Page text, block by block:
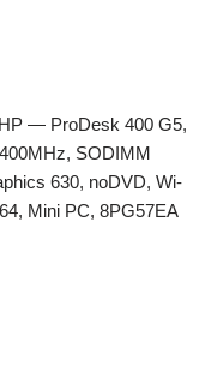
— ProDesk 400 G5,
SODIMM
630, noDVD, Wi-
Mini PC, 8PG57EA